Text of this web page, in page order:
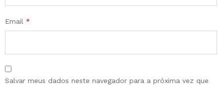
Email *
Salvar meus dados neste navegador para a próxima vez que